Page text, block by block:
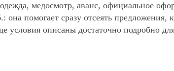
медосмотр, аванс, официальное
она помогает сразу отсеять
условия описаны достаточно подробно